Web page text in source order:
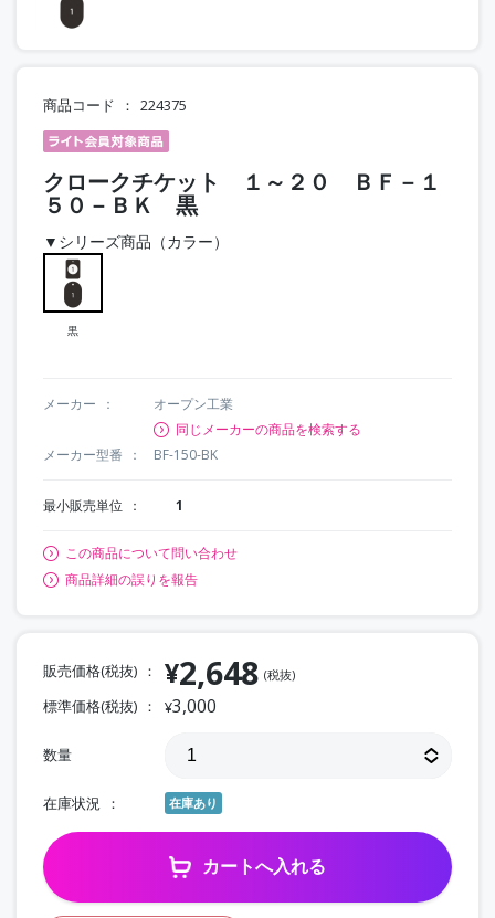
商品コード 224375
クロークチケット １～２０ ＢＦ－１
５０－ＢＫ 黒
▼シリーズ商品（カラー）
黒
メーカー
オープン工業
同じメーカーの商品を検索する
メーカー型番
BF-150-BK
最小販売単位 1
この商品について問い合わせ
商品詳細の誤りを報告
販売価格(税抜) ¥2,648 (税抜)
標準価格(税抜) ¥3,000
数量
在庫状況 在庫あり
カートへ入れる